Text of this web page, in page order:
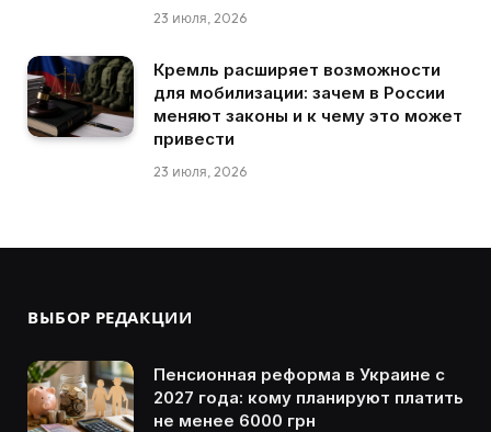
23 июля, 2026
Кремль расширяет возможности
для мобилизации: зачем в России
меняют законы и к чему это может
привести
23 июля, 2026
ВЫБОР РЕДАКЦИИ
Пенсионная реформа в Украине с
2027 года: кому планируют платить
не менее 6000 грн